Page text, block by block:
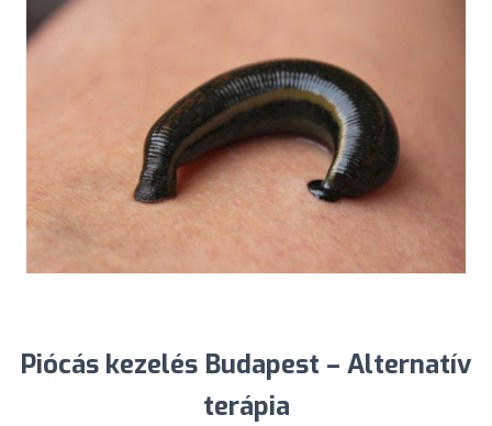
Piócás kezelés Budapest – Alternatív
terápia